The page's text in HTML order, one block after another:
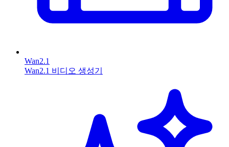
Wan2.1
Wan2.1 비디오 생성기